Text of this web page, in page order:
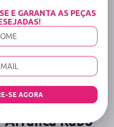
em Lycra
Rabo
E GARANTA AS PEÇAS
SE AGORA